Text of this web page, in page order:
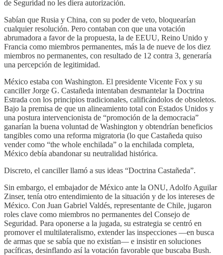
de Seguridad no les diera autorización.
Sabían que Rusia y China, con su poder de veto, bloquearían
cualquier resolución. Pero contaban con que una votación
abrumadora a favor de la propuesta, la de EEUU, Reino Unido y
Francia como miembros permanentes, más la de nueve de los diez
miembros no permanentes, con resultado de 12 contra 3, generaría
una percepción de legitimidad.
México estaba con Washington. El presidente Vicente Fox y su
canciller Jorge G. Castañeda intentaban desmantelar la Doctrina
Estrada con los principios tradicionales, calificándolos de obsoletos.
Bajo la premisa de que un alineamiento total con Estados Unidos y
una postura intervencionista de “promoción de la democracia”
ganarían la buena voluntad de Washington y obtendrían beneficios
tangibles como una reforma migratoria (lo que Castañeda quiso
vender como “the whole enchilada” o la enchilada completa,
México debía abandonar su neutralidad histórica.
Discreto, el canciller llamó a sus ideas “Doctrina Castañeda”.
Sin embargo, el embajador de México ante la ONU, Adolfo Aguilar
Zinser, tenía otro entendimiento de la situación y de los intereses de
México. Con Juan Gabriel Valdés, representante de Chile, jugaron
roles clave como miembros no permanentes del Consejo de
Seguridad. Para oponerse a la jugada, su estrategia se centró en
promover el multilateralismo, extender las inspecciones ―en busca
de armas que se sabía que no existían― e insistir en soluciones
pacíficas, desinflando así la votación favorable que buscaba Bush.